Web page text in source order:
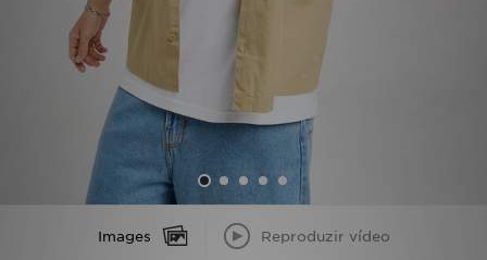
Images Reproduzir vídeo
SUBSCREVE
ESTADO DO TEU PEDIDO
ATENÇÃO AO CLIENTE